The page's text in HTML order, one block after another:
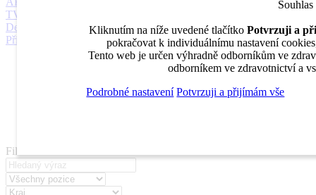
TV
DentalJobs.cz
menu search
Přihlásit
Pro inzerenty
Filtrovat
Kliknutím na níže uvedené tlačítko Potvrzuji a
pokračovat k individuálnímu nastavení
Tento web je určen výhradně odborníkům ve
odborníkem ve zdravotnictví a
Podrobné nastavení Potvrzuji a přijímám vše